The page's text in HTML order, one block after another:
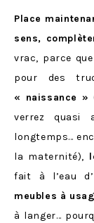
Place
sens,
vrac, parce
pour des
« naissance »
verrez quasi
longtemps…
la maternité),
fait à l’eau
meubles à
à langer…